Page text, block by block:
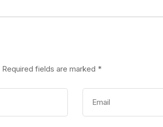
Required fields are marked *